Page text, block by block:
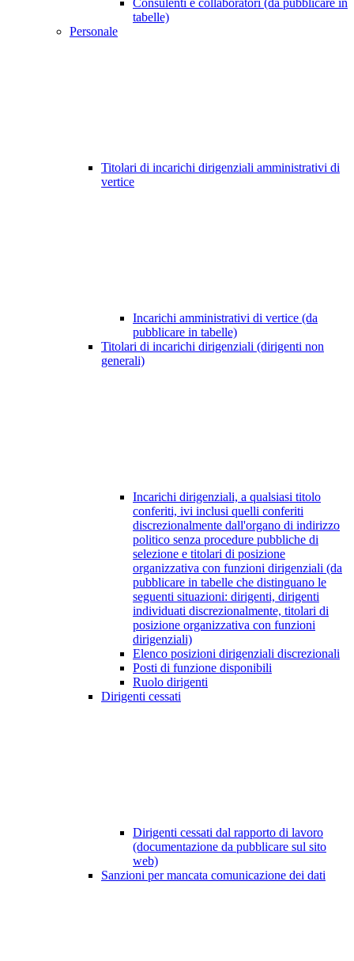
Consulenti e collaboratori (da pubblicare in
tabelle)
Personale
Titolari di incarichi dirigenziali amministrativi di
vertice
Incarichi amministrativi di vertice (da
pubblicare in tabelle)
Titolari di incarichi dirigenziali (dirigenti non
generali)
Incarichi dirigenziali, a qualsiasi titolo
conferiti, ivi inclusi quelli conferiti
discrezionalmente dall'organo di indirizzo
politico senza procedure pubbliche di
selezione e titolari di posizione
organizzativa con funzioni dirigenziali (da
pubblicare in tabelle che distinguano le
seguenti situazioni: dirigenti, dirigenti
individuati discrezionalmente, titolari di
posizione organizzativa con funzioni
dirigenziali)
Elenco posizioni dirigenziali discrezionali
Posti di funzione disponibili
Ruolo dirigenti
Dirigenti cessati
Dirigenti cessati dal rapporto di lavoro
(documentazione da pubblicare sul sito
web)
Sanzioni per mancata comunicazione dei dati